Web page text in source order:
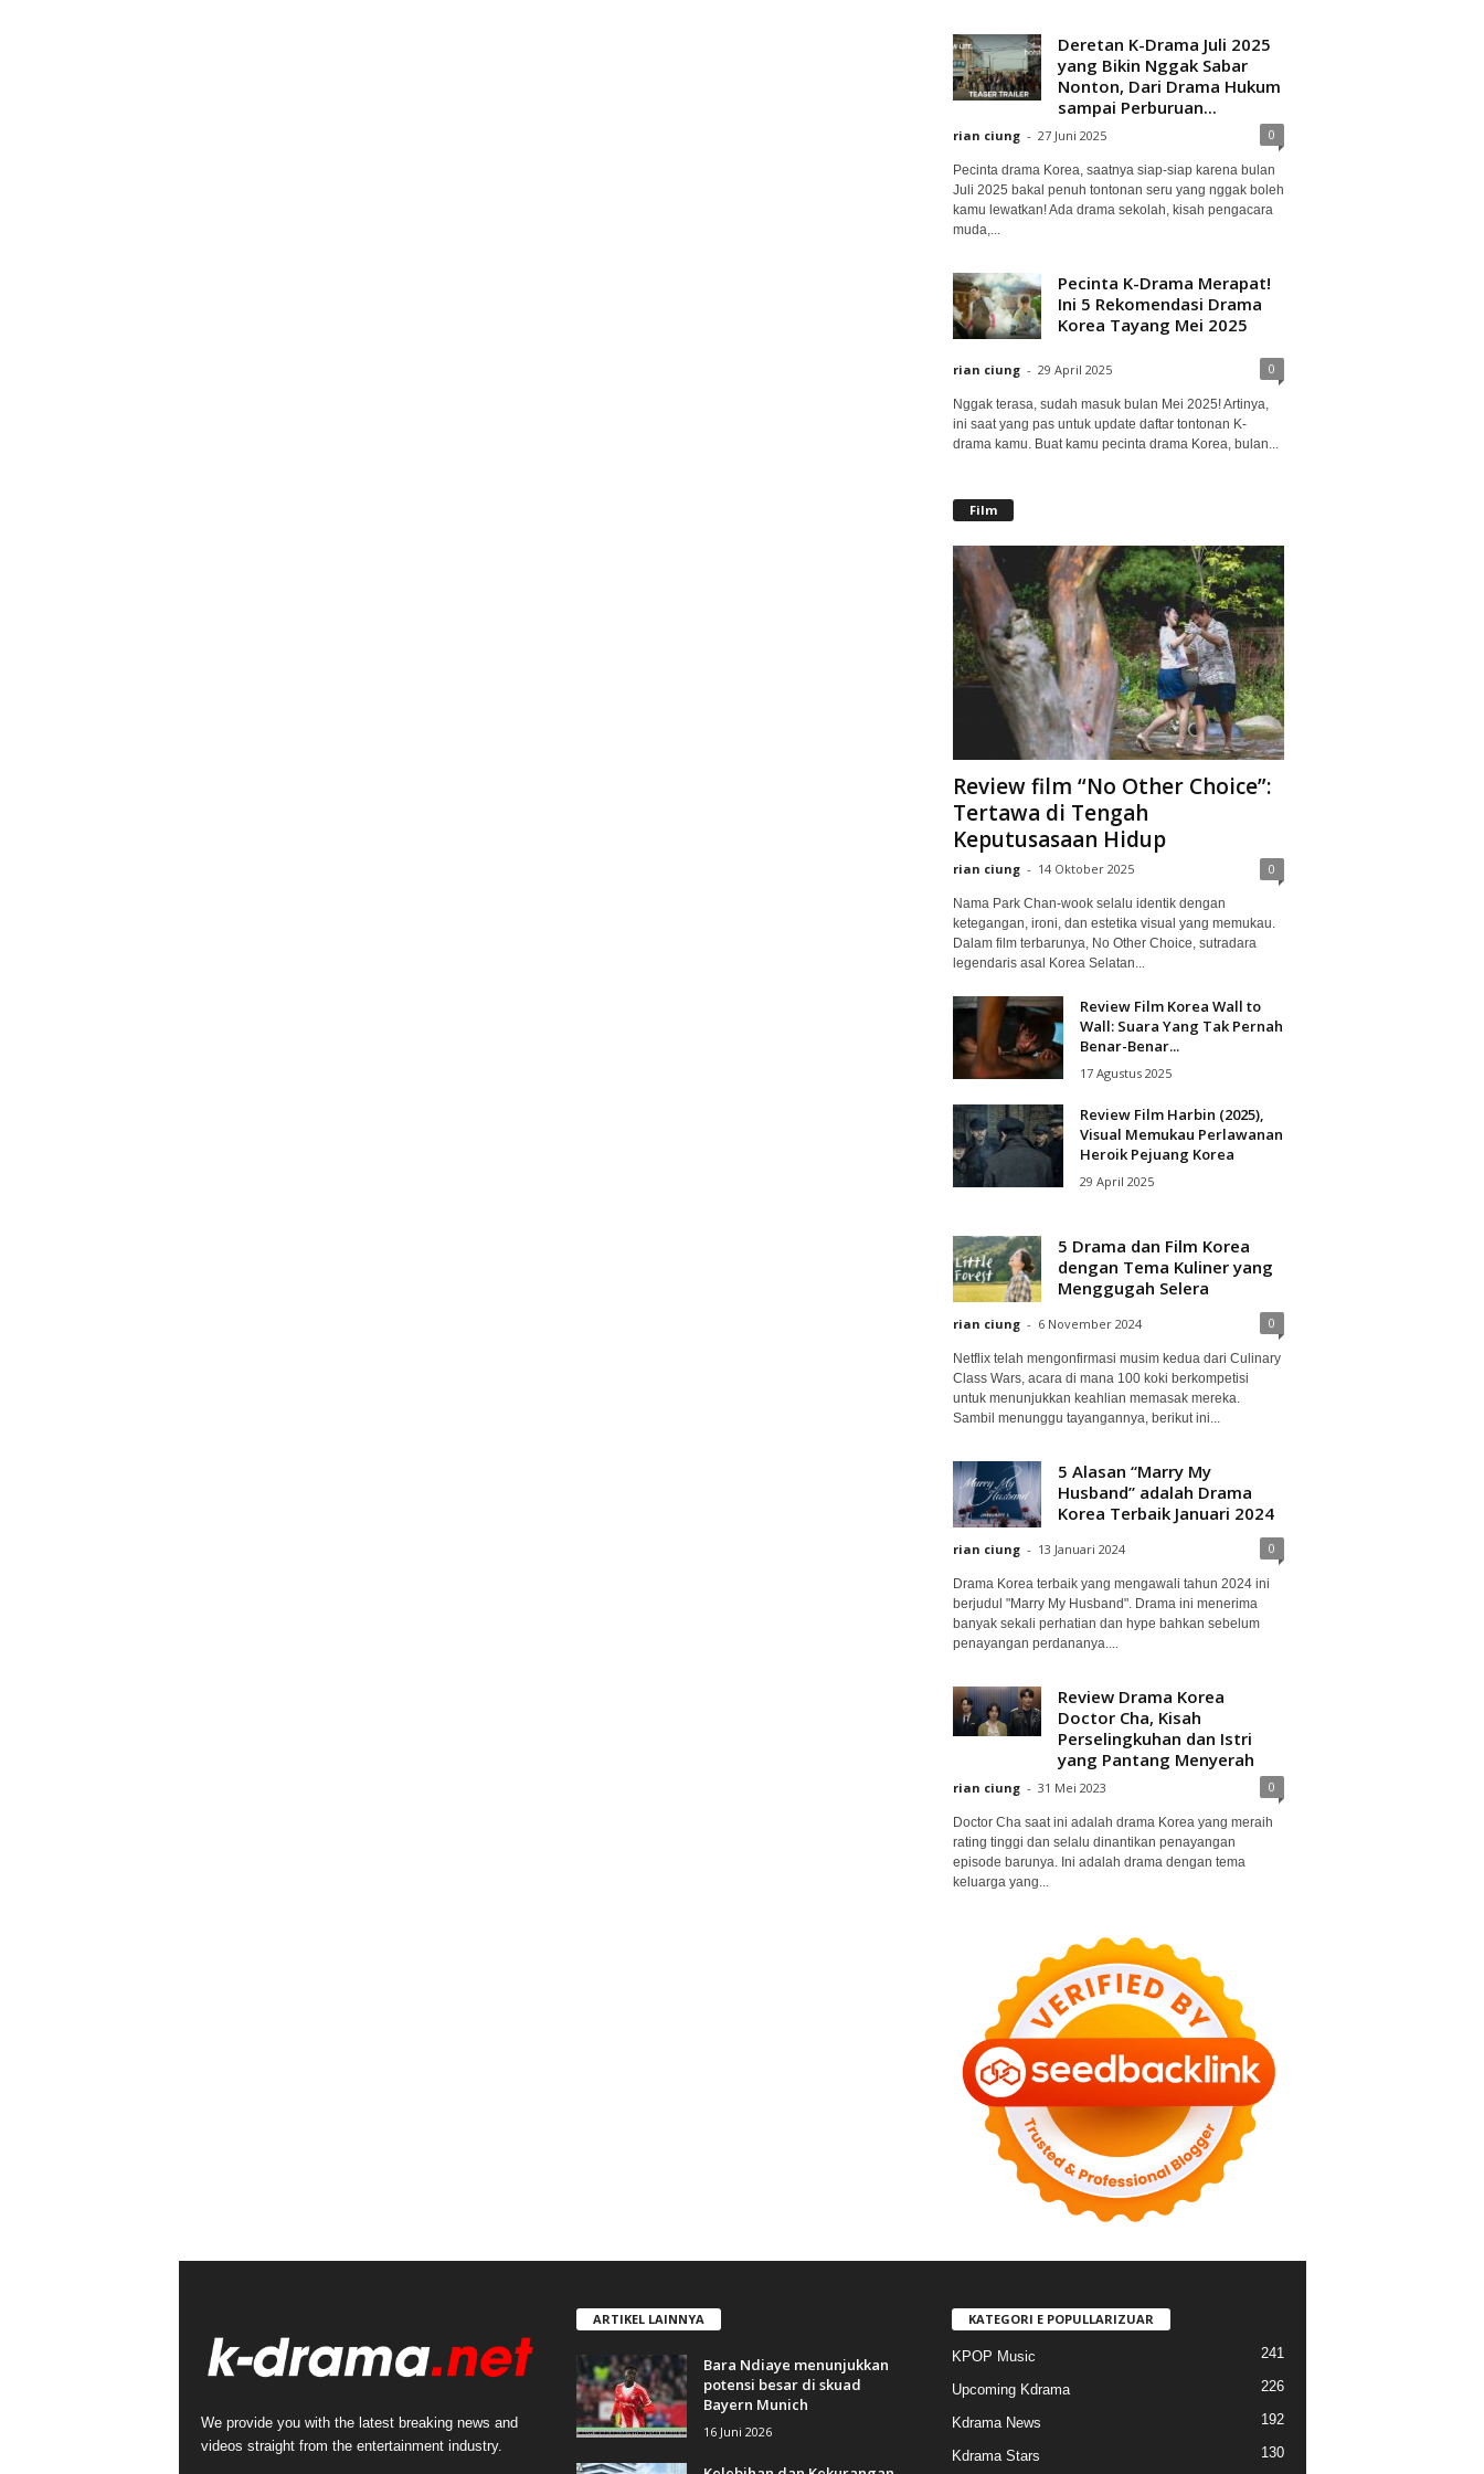
Deretan K-Drama Juli 2025
yang Bikin Nggak Sabar
Nonton, Dari Drama Hukum
sampai Perburuan...
rian ciung - 27 Juni 2025 0
Pecinta drama Korea, saatnya siap-siap karena bulan
Juli 2025 bakal penuh tontonan seru yang nggak boleh
kamu lewatkan! Ada drama sekolah, kisah pengacara
muda,...
Pecinta K-Drama Merapat!
Ini 5 Rekomendasi Drama
Korea Tayang Mei 2025
rian ciung - 29 April 2025 0
Nggak terasa, sudah masuk bulan Mei 2025! Artinya,
ini saat yang pas untuk update daftar tontonan K-
drama kamu. Buat kamu pecinta drama Korea, bulan...
Film
Review film “No Other Choice”:
Tertawa di Tengah
Keputusasaan Hidup
rian ciung - 14 Oktober 2025 0
Nama Park Chan-wook selalu identik dengan
ketegangan, ironi, dan estetika visual yang memukau.
Dalam film terbarunya, No Other Choice, sutradara
legendaris asal Korea Selatan...
Review Film Korea Wall to
Wall: Suara Yang Tak Pernah
Benar-Benar...
17 Agustus 2025
Review Film Harbin (2025),
Visual Memukau Perlawanan
Heroik Pejuang Korea
29 April 2025
5 Drama dan Film Korea
dengan Tema Kuliner yang
Menggugah Selera
rian ciung - 6 November 2024 0
Netflix telah mengonfirmasi musim kedua dari Culinary
Class Wars, acara di mana 100 koki berkompetisi
untuk menunjukkan keahlian memasak mereka.
Sambil menunggu tayangannya, berikut ini...
5 Alasan “Marry My
Husband” adalah Drama
Korea Terbaik Januari 2024
rian ciung - 13 Januari 2024 0
Drama Korea terbaik yang mengawali tahun 2024 ini
berjudul "Marry My Husband". Drama ini menerima
banyak sekali perhatian dan hype bahkan sebelum
penayangan perdananya....
Review Drama Korea
Doctor Cha, Kisah
Perselingkuhan dan Istri
yang Pantang Menyerah
rian ciung - 31 Mei 2023 0
Doctor Cha saat ini adalah drama Korea yang meraih
rating tinggi dan selalu dinantikan penayangan
episode barunya. Ini adalah drama dengan tema
keluarga yang...
We provide you with the latest breaking news and
videos straight from the entertainment industry.
ARTIKEL LAINNYA
Bara Ndiaye menunjukkan
potensi besar di skuad
Bayern Munich
16 Juni 2026
KATEGORI E POPULLARIZUAR
KPOP Music 241
Upcoming Kdrama 226
Kdrama News 192
Kdrama Stars 130